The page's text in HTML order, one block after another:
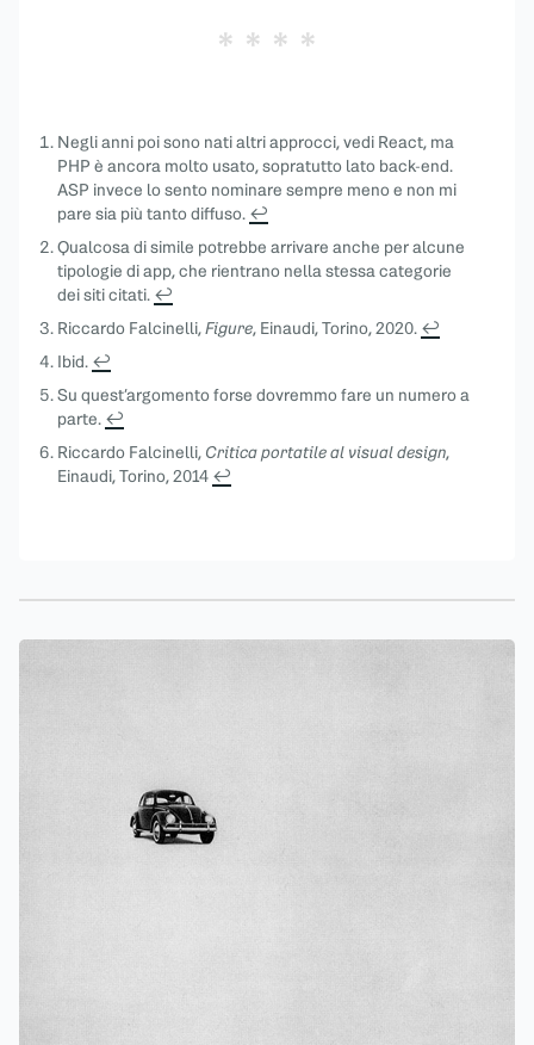
Negli anni poi sono nati altri approcci, vedi React, ma
PHP è ancora molto usato, sopratutto lato back-end.
ASP invece lo sento nominare sempre meno e non mi
pare sia più tanto diffuso. ↩︎
Qualcosa di simile potrebbe arrivare anche per alcune
tipologie di app, che rientrano nella stessa categorie
dei siti citati. ↩︎
Riccardo Falcinelli,Figure, Einaudi, Torino, 2020. ↩︎
Ibid. ↩︎
Su quest’argomento forse dovremmo fare un numero a
parte. ↩︎
Riccardo Falcinelli, Critica portatile al visual design,
Einaudi, Torino, 2014 ↩︎